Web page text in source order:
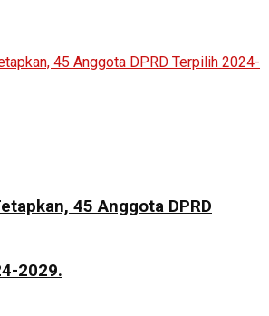
45 Anggota DPRD
2029.